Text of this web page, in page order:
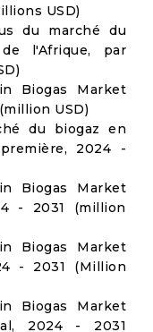
USD)
du marché du
l'Afrique, par
Biogas Market
USD)
du biogaz en
2024 -
Biogas Market
- 2031 (million
Biogas Market
- 2031 (Million
Biogas Market
2024 - 2031